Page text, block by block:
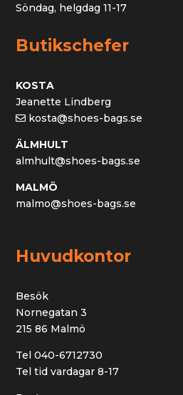
Söndag, helgdag 11-17
Butikschefer
KOSTA
Jeanette Lindberg
kosta@shoes-bags.se
ÄLMHULT
almhult@shoes-bags.se
MALMÖ
malmo@shoes-bags.se
Huvudkontor
Besök
Nornegatan 3
215 86 Malmö
Tel 040-6712730
Tel tid vardagar 8-17